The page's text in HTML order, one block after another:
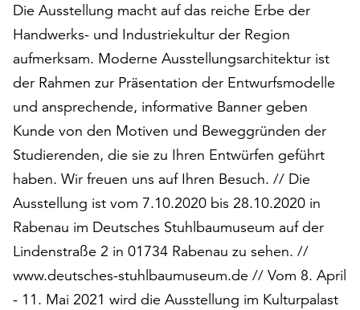
auf
„Alle
akzeptieren“,
um
alle
Cookies
zu
akzeptieren.
Sie
können
Ihr
Einverständnis
jederzeit
ändern
und
widerrufen.
Die Ausstellung macht auf das reiche Erbe der
Handwerks- und Industriekultur der Region
aufmerksam. Moderne Ausstellungsarchitektur ist
der Rahmen zur Präsentation der Entwurfsmodelle
und ansprechende, informative Banner geben
Kunde von den Motiven und Beweggründen der
Studierenden, die sie zu Ihren Entwürfen geführt
haben. Wir freuen uns auf Ihren Besuch. // Die
Ausstellung ist vom 7.10.2020 bis 28.10.2020 in
Rabenau im Deutsches Stuhlbaumuseum auf der
Lindenstraße 2 in 01734 Rabenau zu sehen. //
www.deutsches-stuhlbaumuseum.de // Vom 8. April
- 11. Mai 2021 wird die Ausstellung im Kulturpalast